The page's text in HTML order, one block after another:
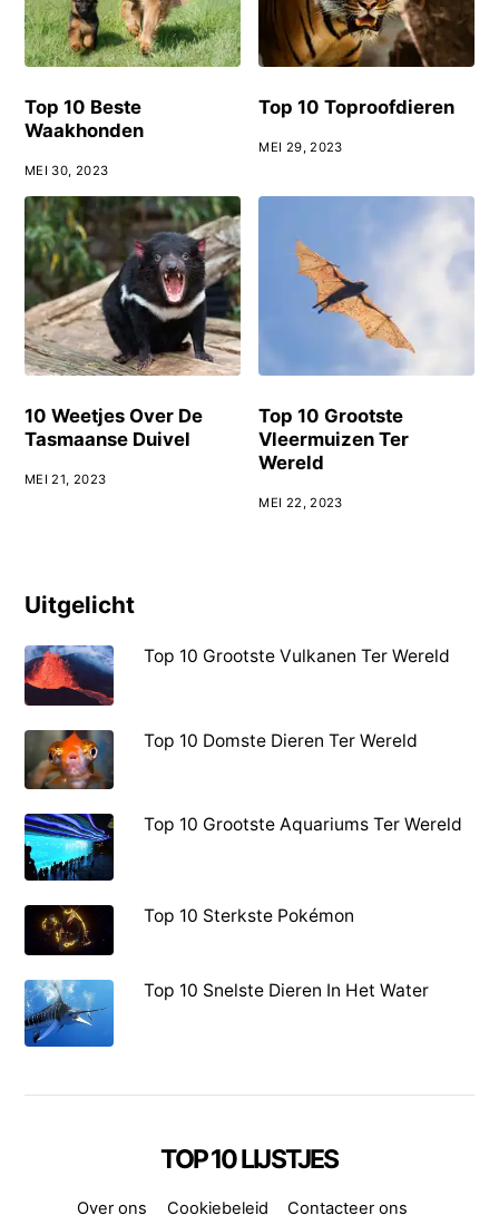
Top 10 Beste
Waakhonden
MEI 30, 2023
Top 10 Toproofdieren
MEI 29, 2023
10 Weetjes Over De
Tasmaanse Duivel
MEI 21, 2023
Top 10 Grootste
Vleermuizen Ter
Wereld
MEI 22, 2023
Uitgelicht
Top 10 Grootste Vulkanen Ter Wereld
Top 10 Domste Dieren Ter Wereld
Top 10 Grootste Aquariums Ter Wereld
Top 10 Sterkste Pokémon
Top 10 Snelste Dieren In Het Water
TOP 10 LIJSTJES
Over ons Cookiebeleid Contacteer ons